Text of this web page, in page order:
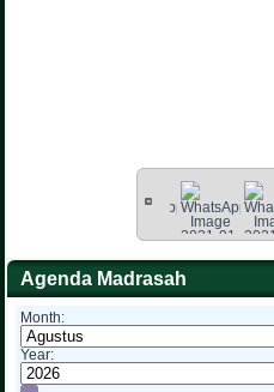
Agenda Madrasah
Month:
Year: